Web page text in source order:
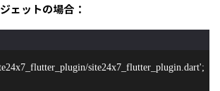
ェットの場合：
site24x7_flutter_plugin.dart';